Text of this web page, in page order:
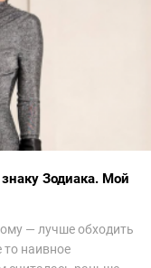
Зодиака. Мой
— лучше обходить
то наивное